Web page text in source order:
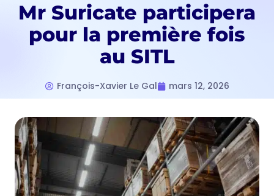
Mr Suricate participera
pour la première fois
au SITL
François-Xavier Le Gal mars 12, 2026